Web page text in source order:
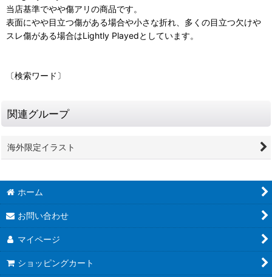
当店基準でやや傷アリの商品です。
表面にやや目立つ傷がある場合や小さな折れ、多くの目立つ欠けや
スレ傷がある場合はLightly Playedとしています。
〔検索ワード〕
関連グループ
海外限定イラスト
ホーム
お問い合わせ
マイページ
ショッピングカート